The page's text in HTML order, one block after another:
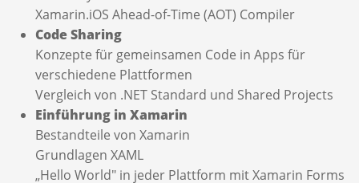
Xamarin.iOS Ahead-of-Time (AOT) Compiler
Code Sharing
Konzepte für gemeinsamen Code in Apps für
verschiedene Plattformen
Vergleich von .NET Standard und Shared Projects
Einführung in Xamarin
Bestandteile von Xamarin
Grundlagen XAML
„Hello World" in jeder Plattform mit Xamarin Forms